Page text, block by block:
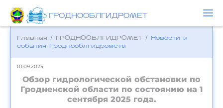
ГРОДНООБЛГИДРОМЕТ
Главная / ГРОДНООБЛГИДРОМЕТ /
Новости и
события Гроднооблгидромета
01.09.2025
Обзор гидрологической обстановки по
Гродненской области по состоянию на 1
сентября 2025 года.